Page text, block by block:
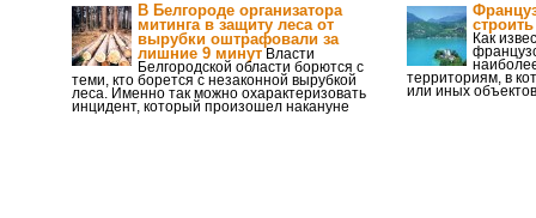
В Белгороде организатора
митинга в защиту леса от
вырубки оштрафовали за
лишние 9 минут Власти
Белгородской области борются с
теми, кто борется с незаконной вырубкой
леса. Именно так можно охарактеризовать
инцидент, который произошел накануне
Как
территориям, в
или иных